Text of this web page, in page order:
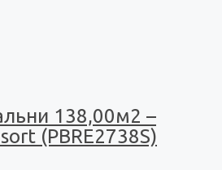
138,00м2 –
(PBRE2738S)